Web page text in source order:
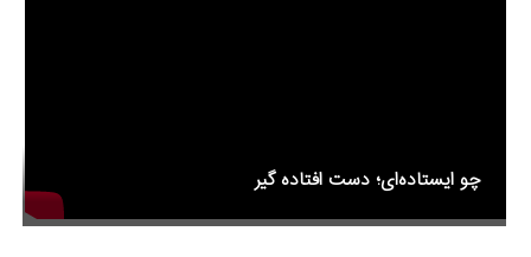
چو ایستاده‌ای؛ دست افتاده گیر